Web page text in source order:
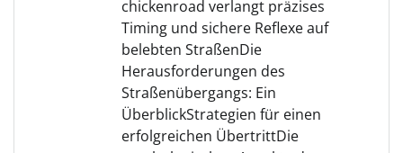
chickenroad verlangt präzises
Timing und sichere Reflexe auf
belebten StraßenDie
Herausforderungen des
Straßenübergangs: Ein
ÜberblickStrategien für einen
erfolgreichen ÜbertrittDie